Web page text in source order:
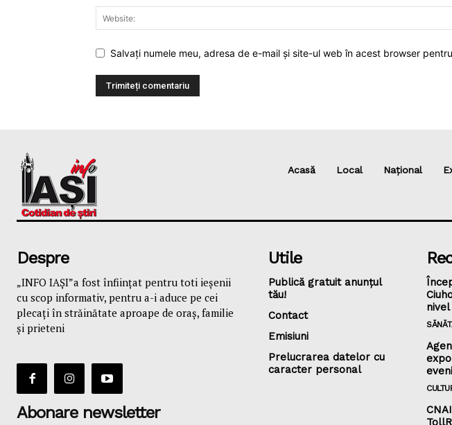
Salvați numele meu, adresa de e-mail și site-ul web în acest browser
Acasă Local Național
Despre
„INFO IAȘI”a fost înfiinţat pentru toti ieşenii
cu scop informativ, pentru a-i aduce pe cei
plecaţi în străinătate aproape de oraş, familie
și prieteni
Abonare newsletter
Utile
Publică gratuit anunțul
tău!
Contact
Emisiuni
Prelucrarea datelor cu
caracter personal